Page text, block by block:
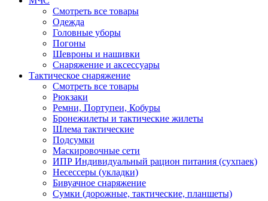
Смотреть все товары
Одежда
Головные уборы
Погоны
Шевроны и нашивки
Снаряжение и аксессуары
Тактическое снаряжение
Смотреть все товары
Рюкзаки
Ремни, Портупеи, Кобуры
Бронежилеты и тактические жилеты
Шлема тактические
Подсумки
Маскировочные сети
ИПР Индивидуальный рацион питания (сухпаек)
Несессеры (укладки)
Бивуачное снаряжение
Сумки (дорожные, тактические, планшеты)